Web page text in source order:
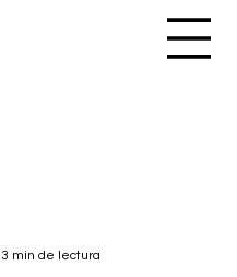
3 min de lectura